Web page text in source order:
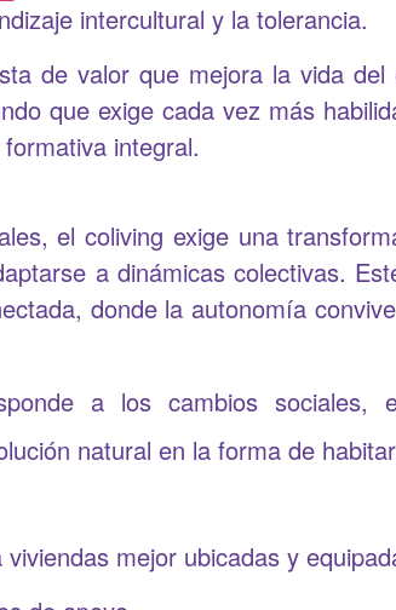
intercultural y la tolerancia.
de valor que mejora la vida del
que exige cada vez más
integral.
el coliving exige una
a dinámicas colectivas.
donde la autonomía
a los cambios sociales,
natural en la forma de
mejor ubicadas y